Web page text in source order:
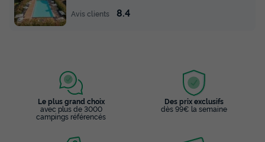
Avis clients
8.4
Le plus grand choix
avec plus de 3000
campings référencés
Des prix exclusifs
dès 99€ la semaine